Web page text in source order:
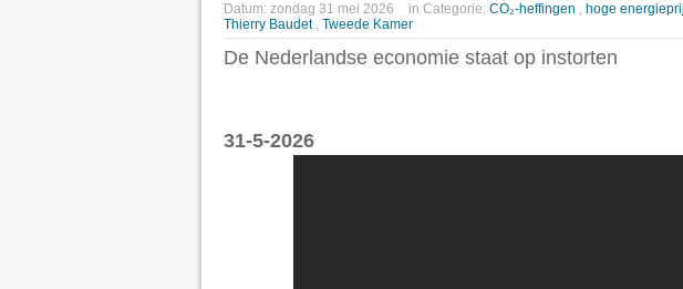
Datum: zondag 31 mei 2026 in Categorie: CO₂-heffingen , hoge
Thierry Baudet , Tweede Kamer
De Nederlandse economie staat op instorten
31-5-2026